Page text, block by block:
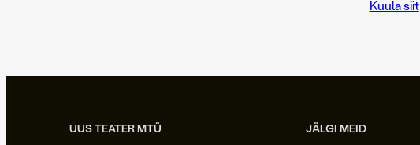
Kuula siit
UUS TEATER MTÜ JÄLGI MEID